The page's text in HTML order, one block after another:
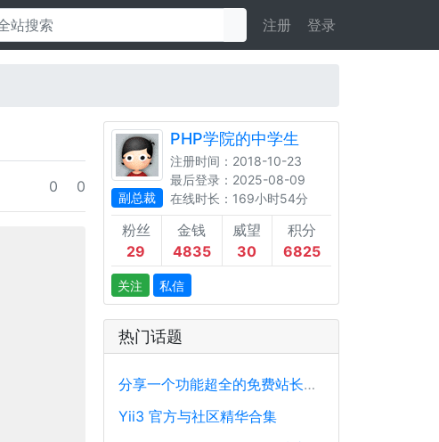
注册 登录
0 0
副总裁
PHP学院的中学生
注册时间：2018-10-23
最后登录：2025-08-09
在线时长：169小时54分
粉丝
29
金钱
4835
威望
30
积分
6825
关注 私信
热门话题
分享一个功能超全的免费站长工具平台
Yii3 官方与社区精华合集